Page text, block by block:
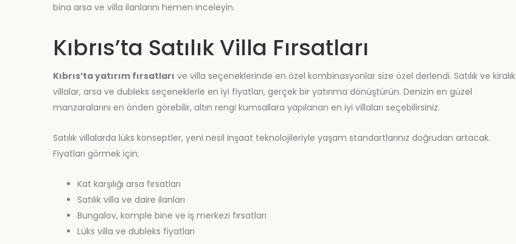
bina arsa ve villa ilanlarını hemen inceleyin.
Kıbrıs’ta Satılık Villa Fırsatları
Kıbrıs’ta yatırım fırsatları ve villa seçeneklerinde en özel kombinasyonlar size özel derlendi. Satılık ve kiralık
villalar, arsa ve dubleks seçeneklerle en iyi fiyatları, gerçek bir yatırıma dönüştürün. Denizin en güzel
manzaralarını en önden görebilir, altın rengi kumsallara yapılanan en iyi villaları seçebilirsiniz.
Satılık villalarda lüks konseptler, yeni nesil inşaat teknolojileriyle yaşam standartlarınız doğrudan artacak.
Fiyatları görmek için;
Kat karşılığı arsa fırsatları
Satılık villa ve daire ilanları
Bungalov, komple bine ve iş merkezi fırsatları
Lüks villa ve dubleks fiyatları